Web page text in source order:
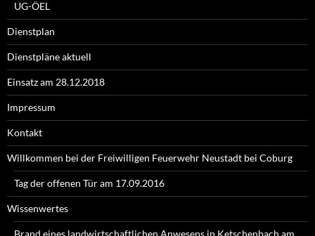
UG-ÖEL
Dienstplan
Dienstpläne aktuell
Einsatz am 28.12.2018
Impressum
Kontakt
Willkommen bei der Freiwilligen Feuerwehr Neustadt bei Coburg
Tag der offenen Tür am 17.09.2016
Wissenwertes